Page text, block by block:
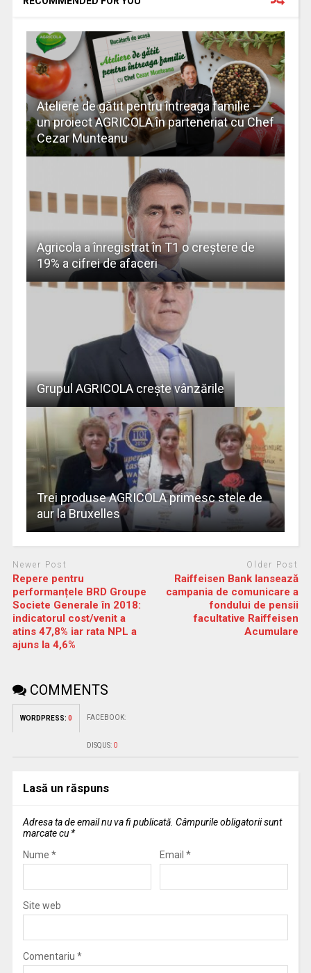
Ateliere de gătit pentru întreaga familie –
un proiect AGRICOLA în parteneriat cu Chef
Cezar Munteanu
Agricola a înregistrat în T1 o creştere de
19% a cifrei de afaceri
Grupul AGRICOLA creşte vânzările
Trei produse AGRICOLA primesc stele de
aur la Bruxelles
Newer Post
Repere pentru
performanțele BRD Groupe
Societe Generale în 2018:
indicatorul cost/venit a
atins 47,8% iar rata NPL a
ajuns la 4,6%
Older Post
Raiffeisen Bank lansează
campania de comunicare a
fondului de pensii
facultative Raiffeisen
Acumulare
COMMENTS
WORDPRESS: 0 FACEBOOK:
DISQUS: 0
Lasă un răspuns
Adresa ta de email nu va fi publicată. Câmpurile obligatorii sunt
marcate cu *
Nume * Email *
Site web
Comentariu *